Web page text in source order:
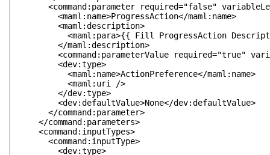
<command:parameter required="false"
<maml:name>ProgressAction</maml:name>
<maml:description>
<maml:para>{{ Fill ProgressAction
</maml:description>
<command:parameterValue required="true"
<dev:type>
<maml:name>ActionPreference</maml:name>
<maml:uri />
</dev:type>
<dev:defaultValue>None</dev:defaultValue>
</command:parameter>
</command:parameters>
<command:inputTypes>
<command:inputType>
<dev:type>